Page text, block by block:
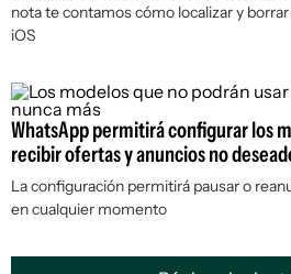
nota te contamos cómo localizar y
iOS
WhatsApp permitirá configurar los
recibir ofertas y anuncios no
La configuración permitirá pausar o
en cualquier momento